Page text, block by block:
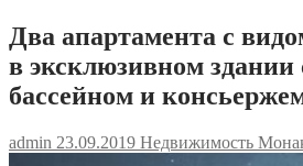
Два апартамента с
в эксклюзивном здании
бассейном и
admin 23.09.2019 Недвижимость